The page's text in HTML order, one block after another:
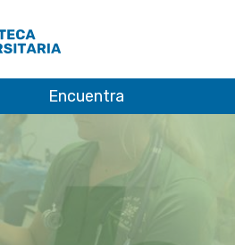
Encuentra